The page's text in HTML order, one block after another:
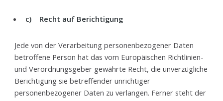
c) Recht auf Berichtigung
Jede von der Verarbeitung personenbezogener Daten
betroffene Person hat das vom Europäischen Richtlinien-
und Verordnungsgeber gewährte Recht, die unverzügliche
Berichtigung sie betreffender unrichtiger
personenbezogener Daten zu verlangen. Ferner steht der